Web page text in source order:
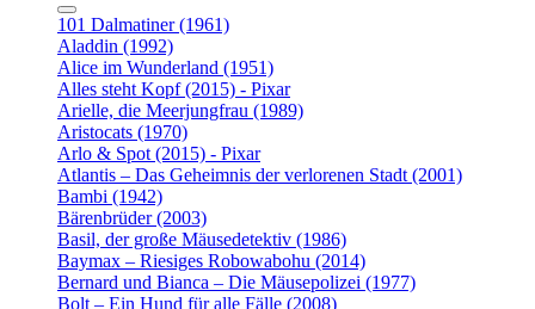
101 Dalmatiner (1961)
Aladdin (1992)
Alice im Wunderland (1951)
Alles steht Kopf (2015) - Pixar
Arielle, die Meerjungfrau (1989)
Aristocats (1970)
Arlo & Spot (2015) - Pixar
Atlantis – Das Geheimnis der verlorenen Stadt (2001)
Bambi (1942)
Bärenbrüder (2003)
Basil, der große Mäusedetektiv (1986)
Baymax – Riesiges Robowabohu (2014)
Bernard und Bianca – Die Mäusepolizei (1977)
Bolt – Ein Hund für alle Fälle (2008)